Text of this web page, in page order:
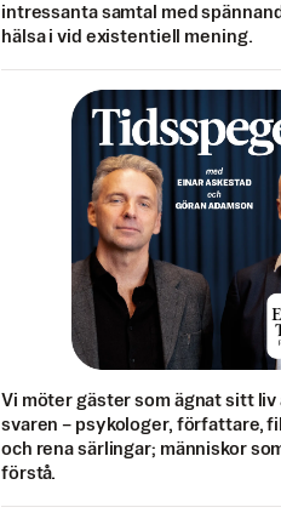
intressanta samtal med
hälsa i vid existentiell mening.
Vi möter gäster som ägnat sitt liv
svaren – psykologer, författare,
och rena särlingar; människor
förstå.